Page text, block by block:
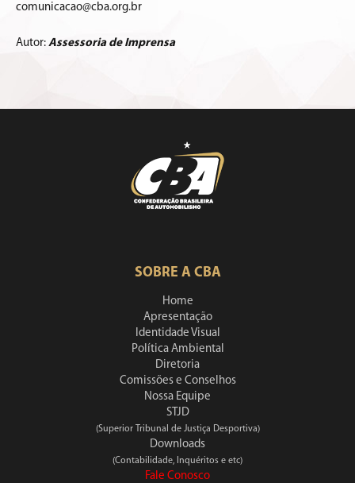
comunicacao@cba.org.br
Autor: Assessoria de Imprensa
SOBRE A CBA
Home
Apresentação
Identidade Visual
Política Ambiental
Diretoria
Comissões e Conselhos
Nossa Equipe
STJD
(Superior Tribunal de Justiça Desportiva)
Downloads
(Contabilidade, Inquéritos e etc)
Fale Conosco